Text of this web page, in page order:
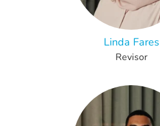
Linda Fares
Revisor